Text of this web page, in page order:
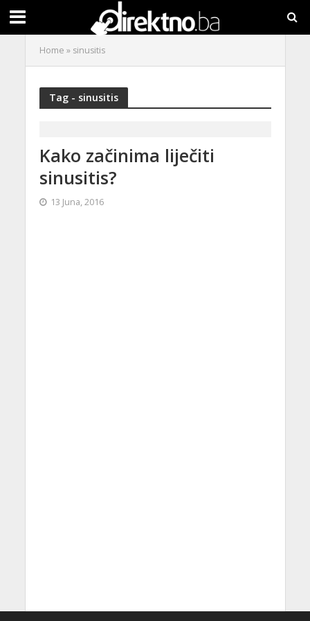
Home » sinusitis
Tag - sinusitis
Kako začinima liječiti
sinusitis?
13 Juna, 2016